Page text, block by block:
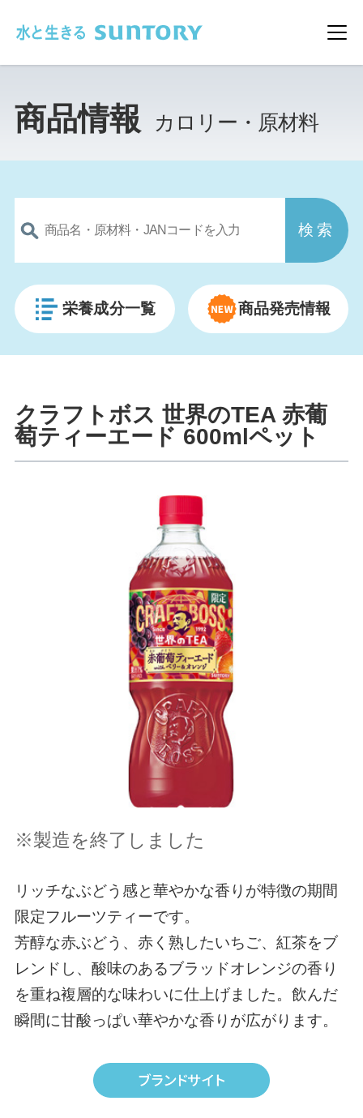
メ
商品情報 カロリー・原材料
栄養成分一覧 商品発売情報
クラフトボス 世界のTEA 赤葡
萄ティーエード 600mlペット
※製造を終了しました
リッチなぶどう感と華やかな香りが特徴の期間
限定フルーツティーです。
芳醇な赤ぶどう、赤く熟したいちご、紅茶をブ
レンドし、酸味のあるブラッドオレンジの香り
を重ね複層的な味わいに仕上げました。飲んだ
瞬間に甘酸っぱい華やかな香りが広がります。